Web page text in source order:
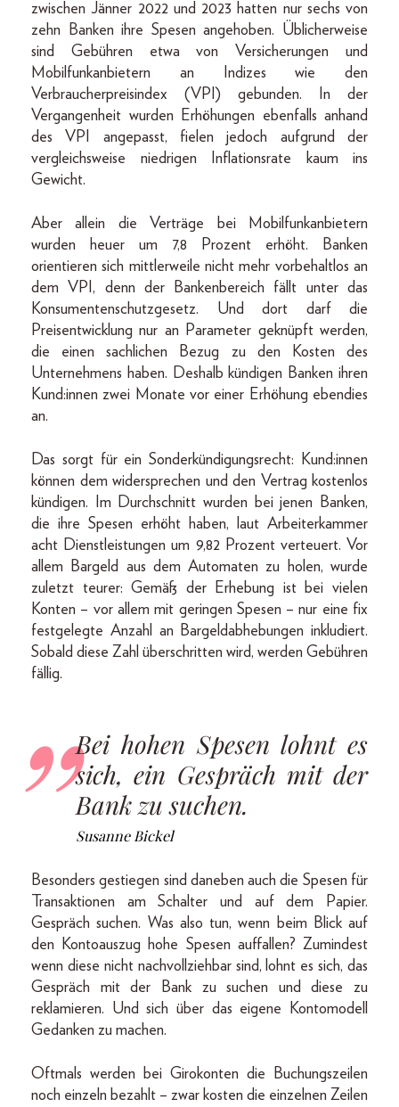
zwischen Jänner 2022 und 2023 hatten nur sechs von
zehn Banken ihre Spesen angehoben. Üblicherweise
sind Gebühren etwa von Versicherungen und
Mobilfunkanbietern an Indizes wie den
Verbraucherpreisindex (VPI) gebunden. In der
Vergangenheit wurden Erhöhungen ebenfalls anhand
des VPI angepasst, fielen jedoch aufgrund der
vergleichsweise niedrigen Inflationsrate kaum ins
Gewicht.
Aber allein die Verträge bei Mobilfunkanbietern
wurden heuer um 7,8 Prozent erhöht. Banken
orientieren sich mittlerweile nicht mehr vorbehaltlos an
dem VPI, denn der Bankenbereich fällt unter das
Konsumentenschutzgesetz. Und dort darf die
Preisentwicklung nur an Parameter geknüpft werden,
die einen sachlichen Bezug zu den Kosten des
Unternehmens haben. Deshalb kündigen Banken ihren
Kund:innen zwei Monate vor einer Erhöhung ebendies
an.
Das sorgt für ein Sonderkündigungsrecht: Kund:innen
können dem widersprechen und den Vertrag kostenlos
kündigen. Im Durchschnitt wurden bei jenen Banken,
die ihre Spesen erhöht haben, laut Arbeiterkammer
acht Dienstleistungen um 9,82 Prozent verteuert. Vor
allem Bargeld aus dem Automaten zu holen, wurde
zuletzt teurer: Gemäß der Erhebung ist bei vielen
Konten – vor allem mit geringen Spesen – nur eine fix
festgelegte Anzahl an Bargeldabhebungen inkludiert.
Sobald diese Zahl überschritten wird, werden Gebühren
fällig.
Bei hohen Spesen lohnt es
sich, ein Gespräch mit der
Bank zu suchen.
Susanne Bickel
Besonders gestiegen sind daneben auch die Spesen für
Transaktionen am Schalter und auf dem Papier.
Gespräch suchen. Was also tun, wenn beim Blick auf
den Kontoauszug hohe Spesen auffallen? Zumindest
wenn diese nicht nachvollziehbar sind, lohnt es sich, das
Gespräch mit der Bank zu suchen und diese zu
reklamieren. Und sich über das eigene Kontomodell
Gedanken zu machen.
Oftmals werden bei Girokonten die Buchungszeilen
noch einzeln bezahlt – zwar kosten die einzelnen Zeilen